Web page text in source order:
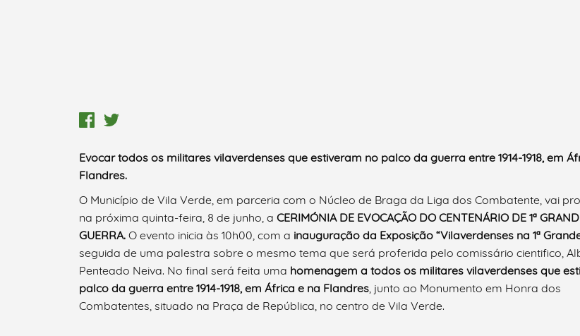
Evocar todos os militares vilaverdenses que estiveram no palco da guerra entre 1914-1918, em
Flandres.
O Município de Vila Verde, em parceria com o Núcleo de Braga da Liga dos Combatente, vai
na próxima quinta-feira, 8 de junho, a CERIMÓNIA DE EVOCAÇÃO DO CENTENÁRIO DE 1ª
GUERRA. O evento inicia às 10h00, com a inauguração da Exposição “Vilaverdenses na 1ª
seguida de uma palestra sobre o mesmo tema que será proferida pelo comissário cientifico,
Penteado Neiva. No final será feita uma homenagem a todos os militares vilaverdenses que
palco da guerra entre 1914-1918, em África e na Flandres, junto ao Monumento em Honra dos
Combatentes, situado na Praça de República, no centro de Vila Verde.